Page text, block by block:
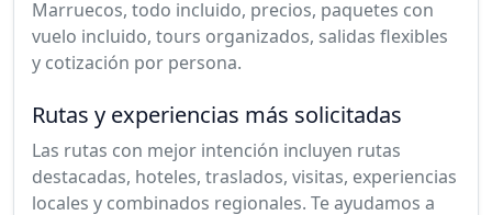
Marruecos, todo incluido, precios, paquetes con
vuelo incluido, tours organizados, salidas flexibles
y cotización por persona.
Rutas y experiencias más solicitadas
Las rutas con mejor intención incluyen rutas
destacadas, hoteles, traslados, visitas, experiencias
locales y combinados regionales. Te ayudamos a